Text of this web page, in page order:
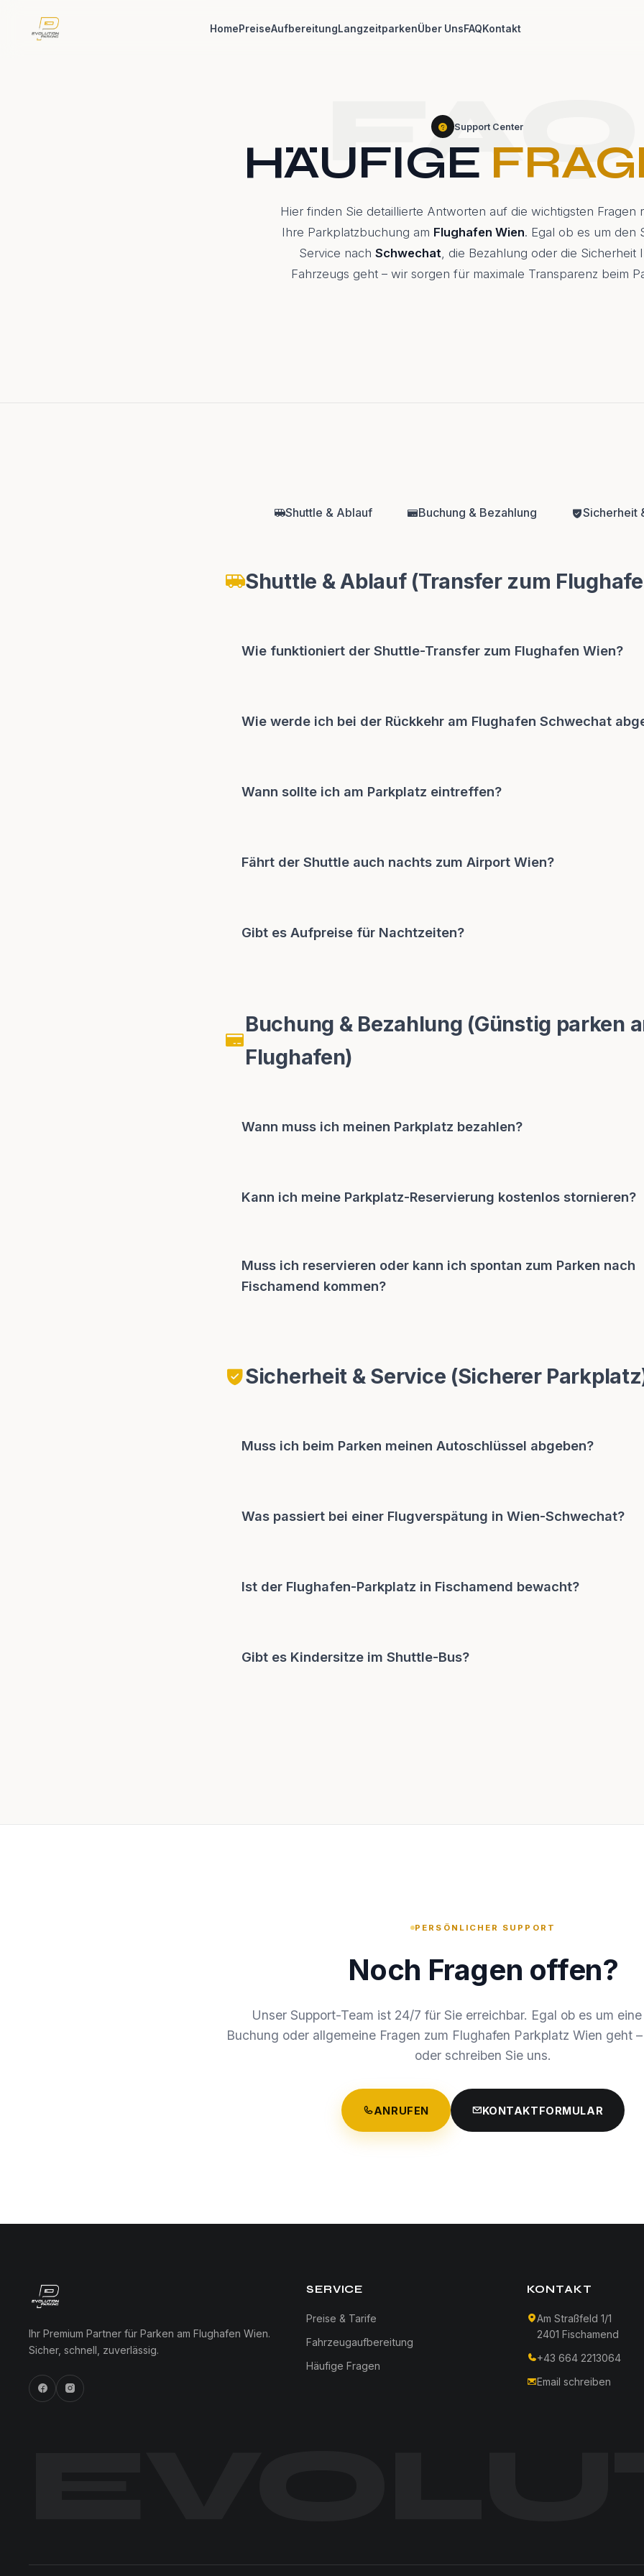
HomePreiseAufbereitungLangzeitparkenÜber UnsFAQKontakt
Support Center
FAQ
HÄUFIGE
Hier finden Sie detaillierte Antworten auf die wichtigsten Fragen
Ihre Parkplatzbuchung am Flughafen Wien. Egal ob es um den
Service nach Schwechat, die Bezahlung oder die Sicherheit
Fahrzeugs geht – wir sorgen für maximale Transparenz beim
Shuttle & Ablauf Buchung & Bezahlung Sicherheit
Shuttle & Ablauf (Transfer zum
Wie funktioniert der Shuttle-Transfer zum Flughafen Wien?
Wie werde ich bei der Rückkehr am Flughafen Schwechat
Wann sollte ich am Parkplatz eintreffen?
Fährt der Shuttle auch nachts zum Airport Wien?
Gibt es Aufpreise für Nachtzeiten?
Buchung & Bezahlung (Günstig parken
Flughafen)
Wann muss ich meinen Parkplatz bezahlen?
Kann ich meine Parkplatz-Reservierung kostenlos stornieren?
Muss ich reservieren oder kann ich spontan zum Parken nach
Fischamend kommen?
Sicherheit & Service (Sicherer
Muss ich beim Parken meinen Autoschlüssel abgeben?
Was passiert bei einer Flugverspätung in Wien-Schwechat?
Ist der Flughafen-Parkplatz in Fischamend bewacht?
Gibt es Kindersitze im Shuttle-Bus?
PERSÖNLICHER SUPPORT
Noch Fragen offen?
Unser Support-Team ist 24/7 für Sie erreichbar. Egal ob es um
Buchung oder allgemeine Fragen zum Flughafen Parkplatz Wien geht
oder schreiben Sie uns.
ANRUFEN KONTAKTFORMULAR
Ihr Premium Partner für Parken am Flughafen Wien.
Sicher, schnell, zuverlässig.
SERVICE
Preise & Tarife
Fahrzeugaufbereitung
Häufige Fragen
KONTAKT
Am Straßfeld 1/1
2401 Fischamend
+43 664 2213064
Email schreiben